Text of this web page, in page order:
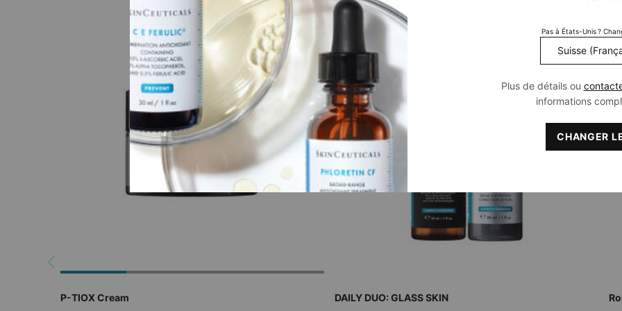
P-TIOX Cream DAILY DUO: GLASS SKIN
-
Pas à États-Unis ?
Plus de détails ou
informations
CHANGER